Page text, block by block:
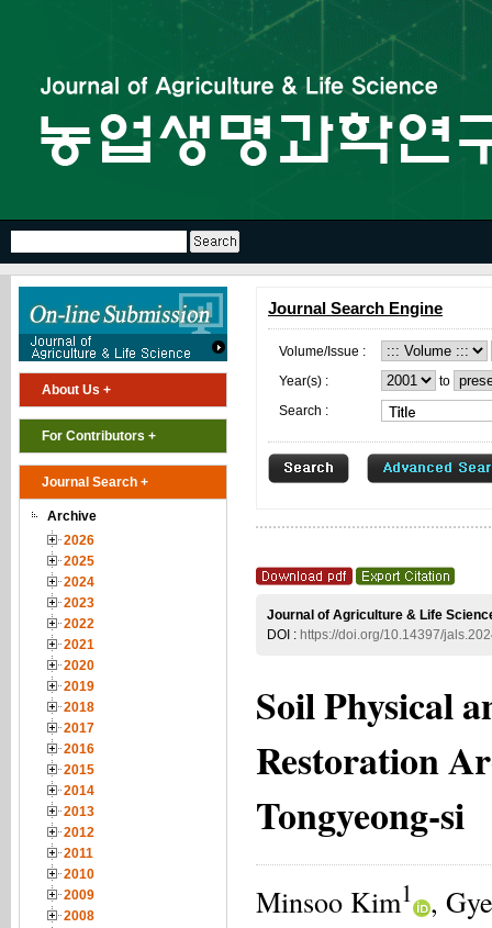
About Us +
For Contributors +
Journal Search +
Archive
2026
2025
2024
2023
2022
2021
2020
2019
2018
2017
2016
2015
2014
2013
2012
2011
2010
2009
2008
Journal Search Engine
Volume/Issue :
Year(s) :
to
Search :
Journal of Agriculture & Life
DOI : https://doi.org/10.14397/
Soil Physical
Restoration
Tongyeong-si
Minsoo Kim1 ,